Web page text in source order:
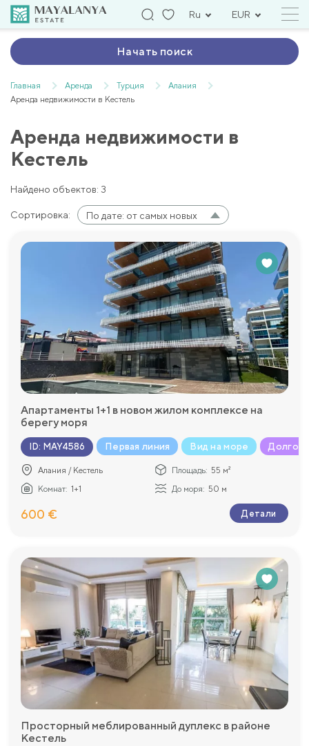
Ru EUR
Начать поиск
Главная Аренда Турция
Алания
Аренда недвижимости в Kестель
Аренда недвижимости в
Kестель
Найдено объектов: 3
Сортировка: По дате: от самых новых
Апартаменты 1+1 в новом жилом комплексе на
берегу моря
ID: MAY4586 Первая линия Вид на море
Алания / Кестель Площадь: 55 м²
Комнат: 1+1 До моря: 50 м
600 € Детали
Просторный меблированный дуплекс в районе
Кестель